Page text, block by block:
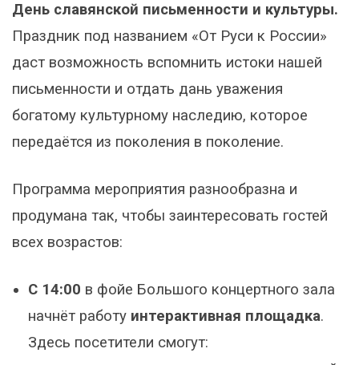
День славянской письменности и культуры.
Праздник под названием «От Руси к России»
даст возможность вспомнить истоки нашей
письменности и отдать дань уважения
богатому культурному наследию, которое
передаётся из поколения в поколение.
Программа мероприятия разнообразна и
продумана так, чтобы заинтересовать гостей
всех возрастов:
С 14:00 в фойе Большого концертного зала
начнёт работу интерактивная площадка.
Здесь посетители смогут: